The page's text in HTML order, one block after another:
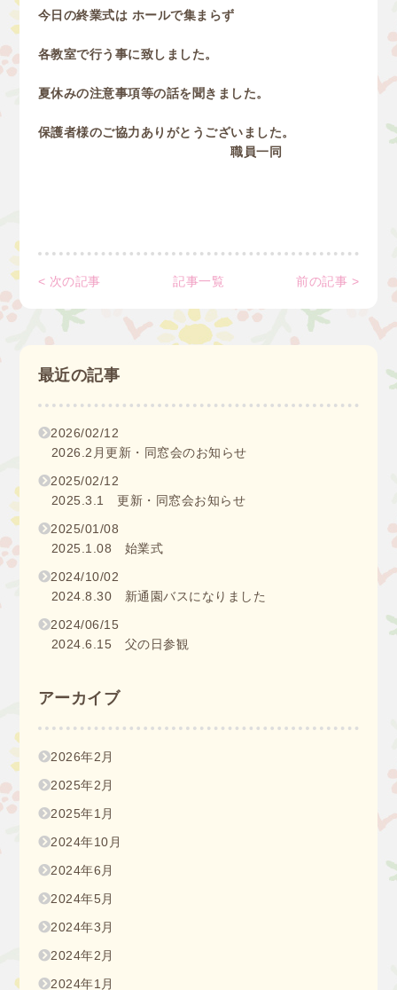
今日の終業式は ホールで集まらず
各教室で行う事に致しました。
夏休みの注意事項等の話を聞きました。
保護者様のご協力ありがとうございました。
職員一同
< 次の記事 記事一覧 前の記事 >
最近の記事
2026/02/12
2026.2月更新・同窓会のお知らせ
2025/02/12
2025.3.1 更新・同窓会お知らせ
2025/01/08
2025.1.08 始業式
2024/10/02
2024.8.30 新通園バスになりました
2024/06/15
2024.6.15 父の日参観
アーカイブ
2026年2月
2025年2月
2025年1月
2024年10月
2024年6月
2024年5月
2024年3月
2024年2月
2024年1月